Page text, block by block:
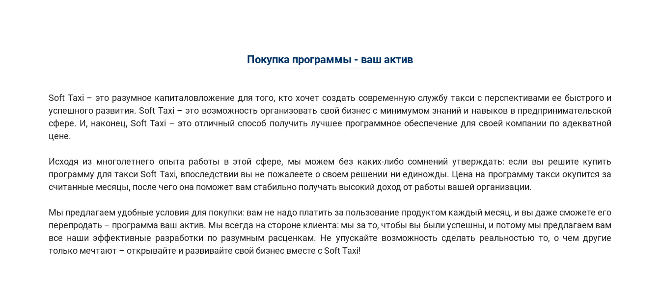
Покупка программы - ваш актив
Soft Taxi – это разумное капиталовложение для того, кто хочет создать современную службу такси с перспективами ее быстрого и
успешного развития. Soft Taxi – это возможность организовать свой бизнес с минимумом знаний и навыков в предпринимательской
сфере. И, наконец, Soft Taxi – это отличный способ получить лучшее программное обеспечение для своей компании по адекватной
цене.
Исходя из многолетнего опыта работы в этой сфере, мы можем без каких-либо сомнений утверждать: если вы решите купить
программу для такси Soft Taxi, впоследствии вы не пожалеете о своем решении ни единожды. Цена на программу такси окупится за
считанные месяцы, после чего она поможет вам стабильно получать высокий доход от работы вашей организации.
Мы предлагаем удобные условия для покупки: вам не надо платить за пользование продуктом каждый месяц, и вы даже сможете его
перепродать – программа ваш актив. Мы всегда на стороне клиента: мы за то, чтобы вы были успешны, и потому мы предлагаем вам
все наши эффективные разработки по разумным расценкам. Не упускайте возможность сделать реальностью то, о чем другие
только мечтают – открывайте и развивайте свой бизнес вместе с Soft Taxi!